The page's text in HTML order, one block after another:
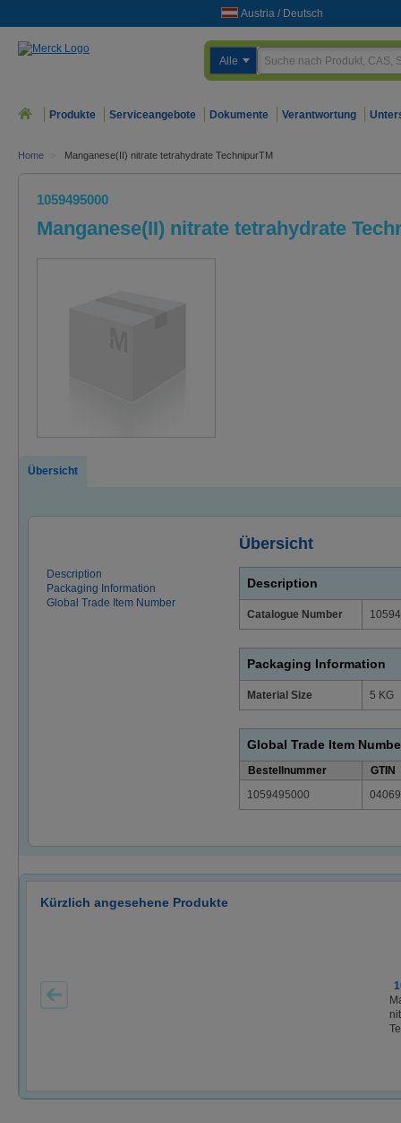
Austria / Deutsch
Alle
Produkte Serviceangebote Dokumente Verantwortung
Home > Manganese(II) nitrate tetrahydrate TechnipurTM
1059495000
Manganese(II) nitrate tetrahydrate
Übersicht
Übersicht
Description
Packaging Information
Global Trade Item Number
Description
Catalogue Number
Packaging Information
Material Size 5 KG
Global Trade Item
Bestellnummer
GTIN
1059495000
Kürzlich angesehene Produkte